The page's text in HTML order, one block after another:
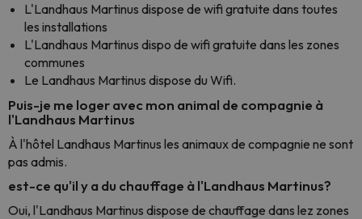
L'Landhaus Martinus dispose de wifi gratuite dans toutes
les installations
L'Landhaus Martinus dispo de wifi gratuite dans les zones
communes
Le Landhaus Martinus dispose du Wifi.
Puis-je me loger avec mon animal de compagnie à
l'Landhaus Martinus
À l'hôtel Landhaus Martinus les animaux de compagnie ne sont
pas admis.
est-ce qu'il y a du chauffage à l'Landhaus Martinus?
Oui, l'Landhaus Martinus dispose de chauffage dans lez zones